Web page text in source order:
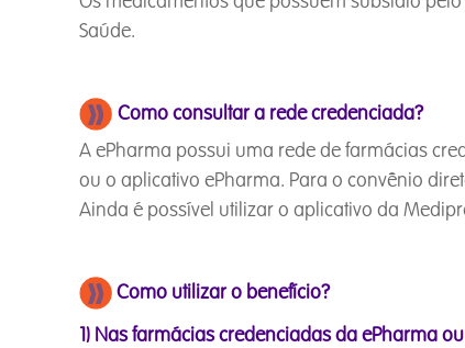
Saúde.
Como consultar a rede credenciada?
A ePharma possui uma rede de farmácias
ou o aplicativo ePharma. Para o convênio
Ainda é possível utilizar o aplicativo da
Como utilizar o benefício?
1) Nas farmácias credenciadas da ePharma